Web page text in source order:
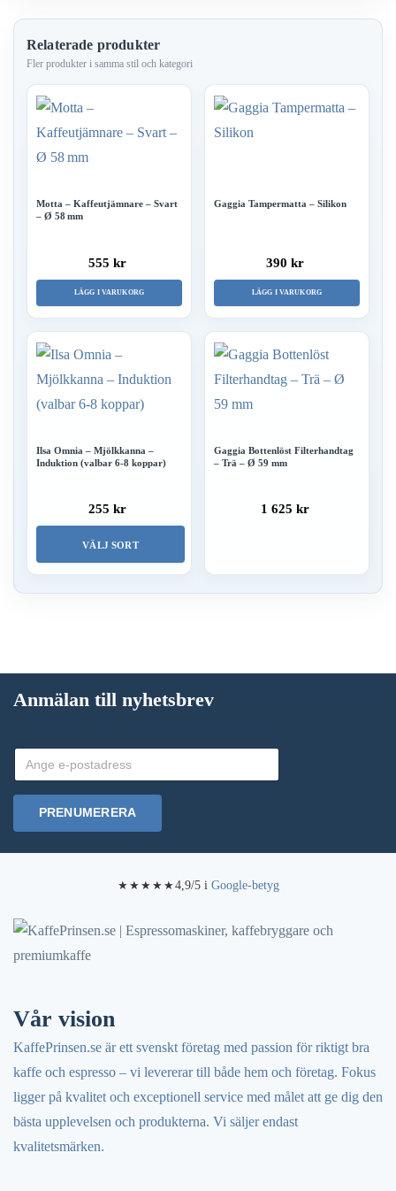
Relaterade produkter
Motta – Kaffeutjämnare – Svart
– Ø 58 mm
555 kr
LÄGG I VARUKORG
Gaggia Tampermatta – Silikon
390 kr
LÄGG I VARUKORG
Ilsa Omnia – Mjölkkanna –
Induktion (valbar 6-8 koppar)
255 kr
VÄLJ SORT
Den
här
flera
varianter.
olika
alternativen
kan
väljas
Gaggia Bottenlöst Filterhandtag
– Trä – Ø 59 mm
1 625 kr
Anmälan till nyhetsbrev
PRENUMERERA
★★★★★4,9/5 i Google-betyg
Vår vision
KaffePrinsen.se är ett svenskt företag med passion för riktigt bra
kaffe och espresso – vi levererar till både hem och företag. Fokus
ligger på kvalitet och exceptionell service med målet att ge dig den
bästa upplevelsen och produkterna. Vi säljer endast
kvalitetsmärken.